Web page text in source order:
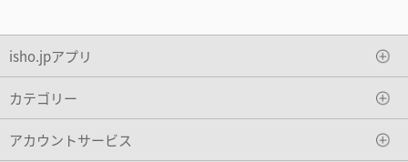
isho.jpアプリ
カテゴリー
アカウントサービス